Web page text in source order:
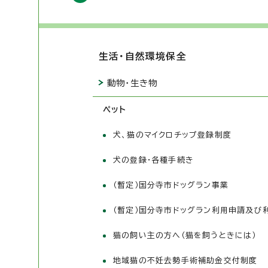
生活・自然環境保全
動物・生き物
ペット
犬、猫のマイクロチップ登録制度
犬の登録・各種手続き
（暫定）国分寺市ドッグラン事業
（暫定）国分寺市ドッグラン利用申請及び
猫の飼い主の方へ（猫を飼うときには）
地域猫の不妊去勢手術補助金交付制度